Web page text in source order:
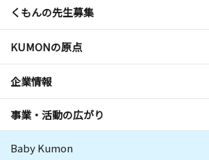
くもんの先生募集
KUMONの原点
企業情報
事業・活動の広がり
Baby Kumon